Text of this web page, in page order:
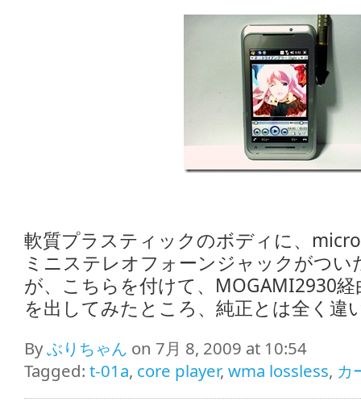
軟質プラスティックのボディに、
ミニステレオフォーンジャックがつ
が、こちらを付けて、MOGAMI2930
を出してみたところ、純正とは全く違
Byぶりちゃん on 7月 8, 2009 at 10:54
Tagged: t-01a, core player, wma lossless, カ